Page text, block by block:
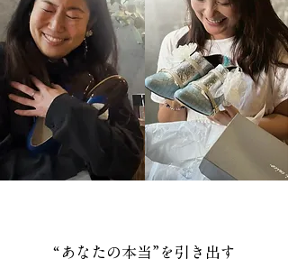
“あなたの本当”を引き出す